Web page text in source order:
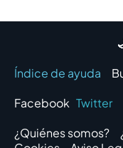
Índice de ayuda
Facebook Twitter
¿Quiénes somos?